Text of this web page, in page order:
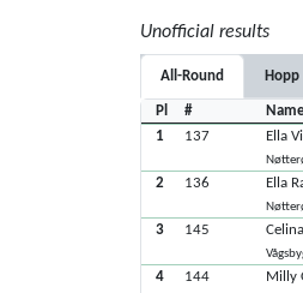
Unofficial results
All-Round Hopp
Pl #
1
137 Ella
2 136 Ella
3 145
4 144 Milly